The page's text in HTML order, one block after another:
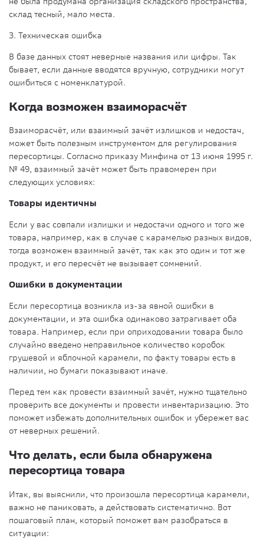
склад тесный, мало места.
3. Техническая ошибка
В базе данных стоят неверные названия или цифры. Так
бывает, если данные вводятся вручную, сотрудники могут
ошибиться с номенклатурой.
Когда возможен взаиморасчёт
Взаиморасчёт, или взаимный зачёт излишков и недостач,
может быть полезным инструментом для регулирования
пересортицы. Согласно приказу Минфина от 13 июня 1995 г.
№ 49, взаимный зачёт может быть правомерен при
следующих условиях:
Товары идентичны
Если у вас совпали излишки и недостачи одного и того же
товара, например, как в случае с карамелью разных видов,
тогда возможен взаимный зачёт, так как это один и тот же
продукт, и его пересчёт не вызывает сомнений.
Ошибки в документации
Если пересортица возникла из-за явной ошибки в
документации, и эта ошибка одинаково затрагивает оба
товара. Например, если при оприходовании товара было
случайно введено неправильное количество коробок
грушевой и яблочной карамели, по факту товары есть в
наличии, но бумаги показывают иначе.
Перед тем как провести взаимный зачёт, нужно тщательно
проверить все документы и провести инвентаризацию. Это
поможет избежать дополнительных ошибок и убережет вас
от неверных решений.
Что делать, если была обнаружена
пересортица товара
Итак, вы выяснили, что произошла пересортица карамели,
важно не паниковать, а действовать систематично. Вот
пошаговый план, который поможет вам разобраться в
ситуации: